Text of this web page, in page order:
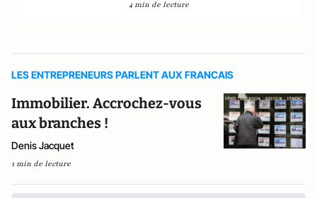
4 min de lecture
LES ENTREPRENEURS PARLENT AUX FRANCAIS
Immobilier. Accrochez-vous
aux branches !
Denis Jacquet
1 min de lecture